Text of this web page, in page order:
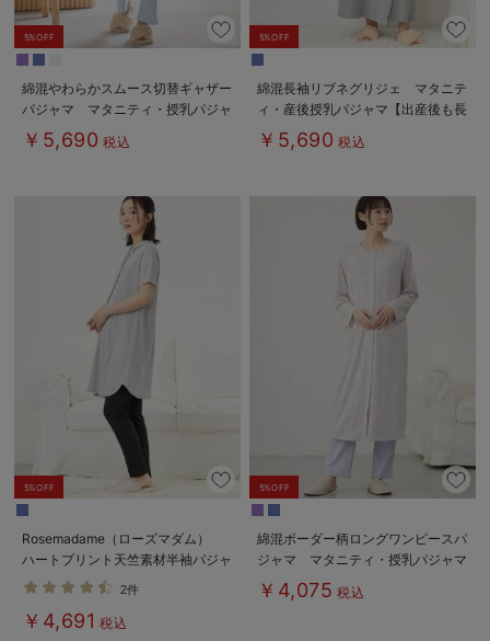
5%OFF
綿混やわらかスムース切替ギャザー
パジャマ マタニティ・授乳パジャ
マ【出産後も長く使える】
￥5,690 税込
5%OFF
綿混長袖リブネグリジェ マタニテ
ィ・産後授乳パジャマ【出産後も長
く使える】
￥5,690 税込
5%OFF
Rosemadame（ローズマダム）
ハートプリント天竺素材半袖パジャ
マ マタニティ・産後授乳パジャマ
【出産後も長く使える】
2件
￥4,691 税込
5%OFF
綿混ボーダー柄ロングワンピースパ
ジャマ マタニティ・授乳パジャマ
【出産後も長く使える】fairy（フェ
アリー）
￥4,075 税込